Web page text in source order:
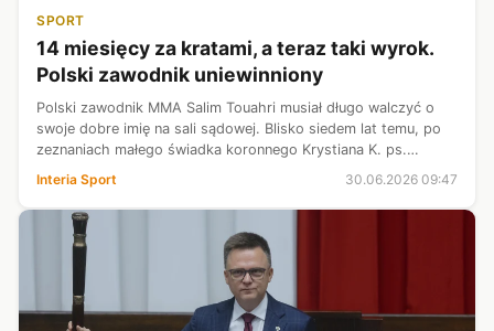
SPORT
14 miesięcy za kratami, a teraz taki wyrok.
Polski zawodnik uniewinniony
Polski zawodnik MMA Salim Touahri musiał długo walczyć o
swoje dobre imię na sali sądowej. Blisko siedem lat temu, po
zeznaniach małego świadka koronnego Krystiana K. ps.
Klemens, mężczyzna został zatrzymany i spędził w areszcie
około 14 miesięcy. Je...
Interia Sport 30.06.2026 09:47